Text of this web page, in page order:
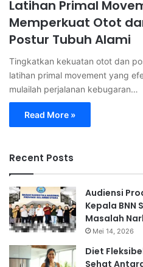
Latihan Primal
Memperkuat Otot
Postur Tubuh Alami
Tingkatkan kekuatan otot dan
latihan primal movement yang
mulailah perjalanan kebugaran…
Read More »
Recent Posts
Audiensi
Kepala BNN
Masalah
Mei 14, 2026
Diet
Sehat